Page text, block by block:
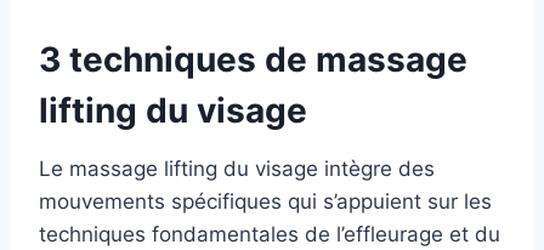
3 techniques de massage
lifting du visage
Le massage lifting du visage intègre des
mouvements spécifiques qui s’appuient sur les
techniques fondamentales de l’effleurage et du